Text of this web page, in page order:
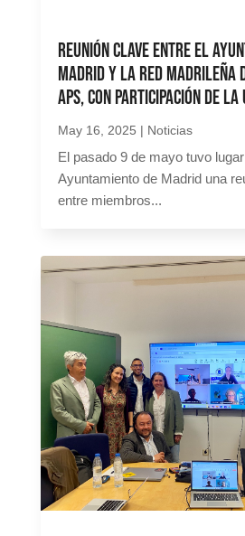
Reunión clave entre el
Madrid y la Red Madrileña
ApS, con participación de la
May 16, 2025 | Noticias
El pasado 9 de mayo tuvo
Ayuntamiento de Madrid una
entre miembros...